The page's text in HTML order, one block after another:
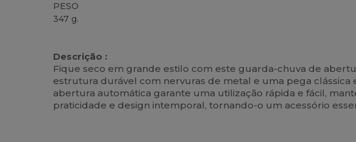
PESO
347 g.
Descrição :
Fique seco em grande estilo com este guarda-chuva de
estrutura durável com nervuras de metal e uma pega
abertura automática garante uma utilização rápida e fácil,
praticidade e design intemporal, tornando-o um acessório